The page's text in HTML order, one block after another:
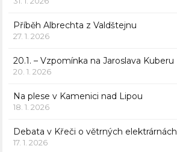
Příběh Albrechta z Valdštejnu
27. 1. 2026
20.1. – Vzpomínka na Jaroslava Kuberu
20. 1. 2026
Na plese v Kamenici nad Lipou
18. 1. 2026
Debata v Křeči o větrných elektrárnách
17. 1. 2026